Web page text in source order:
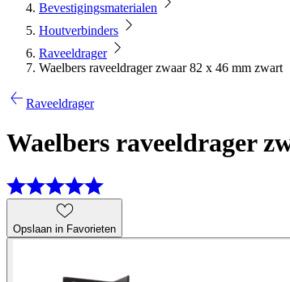
Bevestigingsmaterialen
Houtverbinders
Raveeldrager
Waelbers raveeldrager zwaar 82 x 46 mm zwart
Raveeldrager
Waelbers raveeldrager
Opslaan in Favorieten